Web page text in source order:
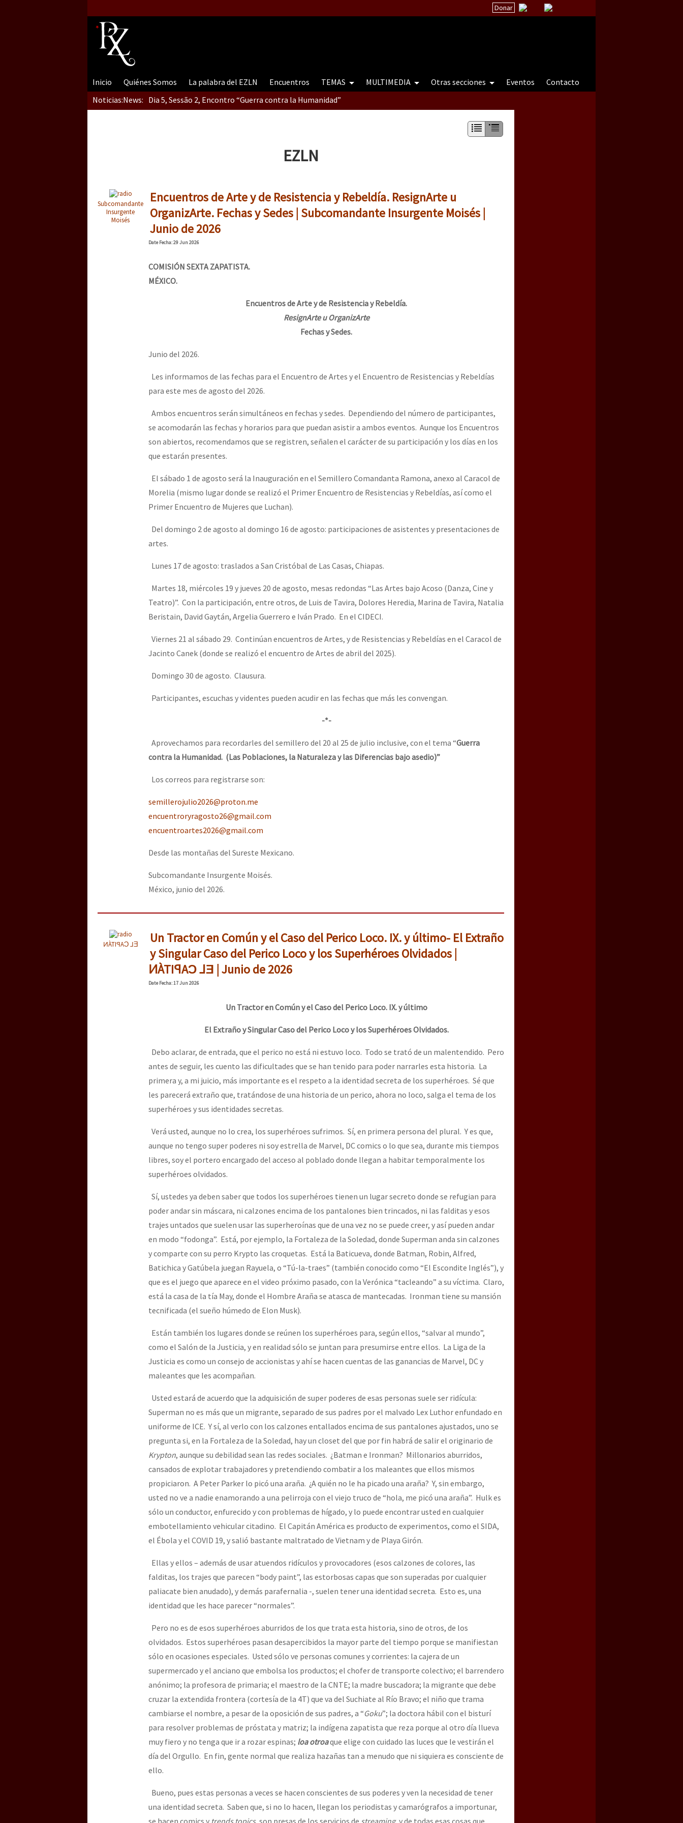
Donar
Inicio Quiénes Somos La palabra del EZLN Encuentros TEMAS MULTIMEDIA Otras secciones Eventos
Contacto
Noticias:News: Dia 5, Sessão 2, Encontro “Guerra contra la Humanidad”
Dia 3 do Encontro “Guerra contra a Humanidade”
Dia 2 do Encontro “Guerra contra a Humanidad”
Dia 1: Encontro “Guerra contra a Humanidade”
[CDMX – 20 julio] Jornadas globales por la libertad de Jesús Plácido Galindo y el alto a la guerra contra el CIPOG-EZ
Se o México sabe, que o mundo saiba! Nossas lutas pela memória, a justiça e a dignidade
[25 abr – CDMX] Tokín por el CNI: 30 años de Resistencia y Rebeldía
EZLN
Subcomandante
Insurgente
Moisés
Encuentros de Arte y de Resistencia y Rebeldía. ResignArte u
OrganizArte. Fechas y Sedes | Subcomandante Insurgente Moisés |
Junio de 2026
DateFecha: 29 Jun 2026
COMISIÓN SEXTA ZAPATISTA.
MÉXICO.
Encuentros de Arte y de Resistencia y Rebeldía.
ResignArte u OrganizArte
Fechas y Sedes.
Junio del 2026.
Les informamos de las fechas para el Encuentro de Artes y el Encuentro de Resistencias y Rebeldías
para este mes de agosto del 2026.
Ambos encuentros serán simultáneos en fechas y sedes. Dependiendo del número de participantes,
se acomodarán las fechas y horarios para que puedan asistir a ambos eventos. Aunque los Encuentros
son abiertos, recomendamos que se registren, señalen el carácter de su participación y los días en los
que estarán presentes.
El sábado 1 de agosto será la Inauguración en el Semillero Comandanta Ramona, anexo al Caracol de
Morelia (mismo lugar donde se realizó el Primer Encuentro de Resistencias y Rebeldías, así como el
Primer Encuentro de Mujeres que Luchan).
Del domingo 2 de agosto al domingo 16 de agosto: participaciones de asistentes y presentaciones de
artes.
Lunes 17 de agosto: traslados a San Cristóbal de Las Casas, Chiapas.
Martes 18, miércoles 19 y jueves 20 de agosto, mesas redondas “Las Artes bajo Acoso (Danza, Cine y
Teatro)”. Con la participación, entre otros, de Luis de Tavira, Dolores Heredia, Marina de Tavira, Natalia
Beristain, David Gaytán, Argelia Guerrero e Iván Prado. En el CIDECI.
Viernes 21 al sábado 29. Continúan encuentros de Artes, y de Resistencias y Rebeldías en el Caracol de
Jacinto Canek (donde se realizó el encuentro de Artes de abril del 2025).
Domingo 30 de agosto. Clausura.
Participantes, escuchas y videntes pueden acudir en las fechas que más les convengan.
-*-
Aprovechamos para recordarles del semillero del 20 al 25 de julio inclusive, con el tema “Guerra
contra la Humanidad. (Las Poblaciones, la Naturaleza y las Diferencias bajo asedio)”
Los correos para registrarse son:
semillerojulio2026@proton.me
encuentroryragosto26@gmail.com
encuentroartes2026@gmail.com
Desde las montañas del Sureste Mexicano.
Subcomandante Insurgente Moisés.
México, junio del 2026.
ͶÀTIꟼAƆ ⅃Ǝ
Un Tractor en Común y el Caso del Perico Loco. IX. y último- El Extraño
y Singular Caso del Perico Loco y los Superhéroes Olvidados |
ͶÀTIꟼAƆ ⅃Ǝ | Junio de 2026
DateFecha: 17 Jun 2026
Un Tractor en Común y el Caso del Perico Loco. IX. y último
El Extraño y Singular Caso del Perico Loco y los Superhéroes Olvidados.
Debo aclarar, de entrada, que el perico no está ni estuvo loco. Todo se trató de un malentendido. Pero
antes de seguir, les cuento las dificultades que se han tenido para poder narrarles esta historia. La
primera y, a mi juicio, más importante es el respeto a la identidad secreta de los superhéroes. Sé que
les parecerá extraño que, tratándose de una historia de un perico, ahora no loco, salga el tema de los
superhéroes y sus identidades secretas.
Verá usted, aunque no lo crea, los superhéroes sufrimos. Sí, en primera persona del plural. Y es que,
aunque no tengo super poderes ni soy estrella de Marvel, DC comics o lo que sea, durante mis tiempos
libres, soy el portero encargado del acceso al poblado donde llegan a habitar temporalmente los
superhéroes olvidados.
Sí, ustedes ya deben saber que todos los superhéroes tienen un lugar secreto donde se refugian para
poder andar sin máscara, ni calzones encima de los pantalones bien trincados, ni las falditas y esos
trajes untados que suelen usar las superheroínas que de una vez no se puede creer, y así pueden andar
en modo “fodonga”. Está, por ejemplo, la Fortaleza de la Soledad, donde Superman anda sin calzones
y comparte con su perro Krypto las croquetas. Está la Baticueva, donde Batman, Robin, Alfred,
Batichica y Gatúbela juegan Rayuela, o “Tú-la-traes” (también conocido como “El Escondite Inglés”), y
que es el juego que aparece en el video próximo pasado, con la Verónica “tacleando” a su víctima. Claro,
está la casa de la tía May, donde el Hombre Araña se atasca de mantecadas. Ironman tiene su mansión
tecnificada (el sueño húmedo de Elon Musk).
Están también los lugares donde se reúnen los superhéroes para, según ellos, “salvar al mundo”,
como el Salón de la Justicia, y en realidad sólo se juntan para presumirse entre ellos. La Liga de la
Justicia es como un consejo de accionistas y ahí se hacen cuentas de las ganancias de Marvel, DC y
maleantes que les acompañan.
Usted estará de acuerdo que la adquisición de super poderes de esas personas suele ser ridícula:
Superman no es más que un migrante, separado de sus padres por el malvado Lex Luthor enfundado en
uniforme de ICE. Y sí, al verlo con los calzones entallados encima de sus pantalones ajustados, uno se
pregunta si, en la Fortaleza de la Soledad, hay un closet del que por fin habrá de salir el originario de
Krypton, aunque su debilidad sean las redes sociales. ¿Batman e Ironman? Millonarios aburridos,
cansados de explotar trabajadores y pretendiendo combatir a los maleantes que ellos mismos
propiciaron. A Peter Parker lo picó una araña. ¿A quién no le ha picado una araña? Y, sin embargo,
usted no ve a nadie enamorando a una pelirroja con el viejo truco de “hola, me picó una araña”. Hulk es
sólo un conductor, enfurecido y con problemas de hígado, y lo puede encontrar usted en cualquier
embotellamiento vehicular citadino. El Capitán América es producto de experimentos, como el SIDA,
el Ébola y el COVID 19, y salió bastante maltratado de Vietnam y de Playa Girón.
Ellas y ellos – además de usar atuendos ridículos y provocadores (esos calzones de colores, las
falditas, los trajes que parecen “body paint”, las estorbosas capas que son superadas por cualquier
paliacate bien anudado), y demás parafernalia -, suelen tener una identidad secreta. Esto es, una
identidad que les hace parecer “normales”.
Pero no es de esos superhéroes aburridos de los que trata esta historia, sino de otros, de los
olvidados. Estos superhéroes pasan desapercibidos la mayor parte del tiempo porque se manifiestan
sólo en ocasiones especiales. Usted sólo ve personas comunes y corrientes: la cajera de un
supermercado y el anciano que embolsa los productos; el chofer de transporte colectivo; el barrendero
anónimo; la profesora de primaria; el maestro de la CNTE; la madre buscadora; la migrante que debe
cruzar la extendida frontera (cortesía de la 4T) que va del Suchiate al Río Bravo; el niño que trama
cambiarse el nombre, a pesar de la oposición de sus padres, a “Goku”; la doctora hábil con el bisturí
para resolver problemas de próstata y matriz; la indígena zapatista que reza porque al otro día llueva
muy fiero y no tenga que ir a rozar espinas; loa otroaque elige con cuidado las luces que le vestirán el
día del Orgullo. En fin, gente normal que realiza hazañas tan a menudo que ni siquiera es consciente de
ello.
Bueno, pues estas personas a veces se hacen conscientes de sus poderes y ven la necesidad de tener
una identidad secreta. Saben que, si no lo hacen, llegan los periodistas y camarógrafos a importunar,
se hacen comics y trends topics, son presas de los servicios de streaming, y de todas esas cosas que